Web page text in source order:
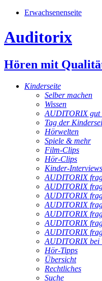
Erwachsenenseite
Auditorix
Hören mit
Kinderseite
Selber machen
Wissen
AUDITORIX gut
Tag der
Hörwelten
Spiele & mehr
Film-Clips
Hör-Clips
Kinder-Interviews
AUDITORIX
AUDITORIX
AUDITORIX
AUDITORIX
AUDITORIX
AUDITORIX
AUDITORIX
AUDITORIX bei
Hör-Tipps
Übersicht
Rechtliches
Suche